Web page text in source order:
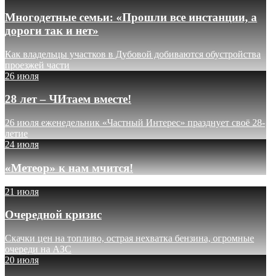
Многодетные семьи: «Прошли все инстанции, а
дороги так и нет»
Как владельцы участков в Дубовой добиваются обустройства
проезжей части
26 июля
28 лет – ЧИтаем вместе!
26 июля еженедельник «Частный Интерес» празднует своё 28-
летие
24 июля
«Метеор» к нам мчится!
21 июля
Очередной кризис
Скачки цен на топливо, острая нехватка бензина, огромные
очереди на АЗС
20 июля